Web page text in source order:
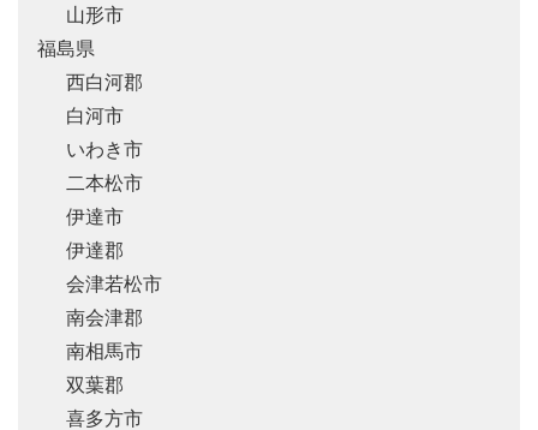
山形市
福島県
西白河郡
白河市
いわき市
二本松市
伊達市
伊達郡
会津若松市
南会津郡
南相馬市
双葉郡
喜多方市